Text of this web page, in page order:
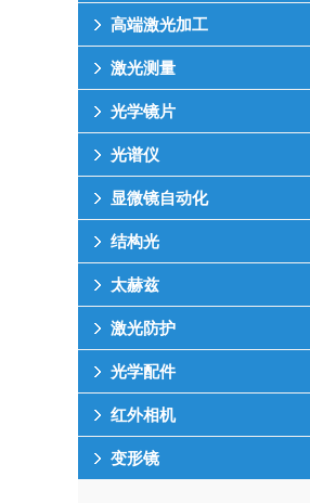
高端激光加工
激光测量
光学镜片
光谱仪
显微镜自动化
结构光
太赫兹
激光防护
光学配件
红外相机
变形镜